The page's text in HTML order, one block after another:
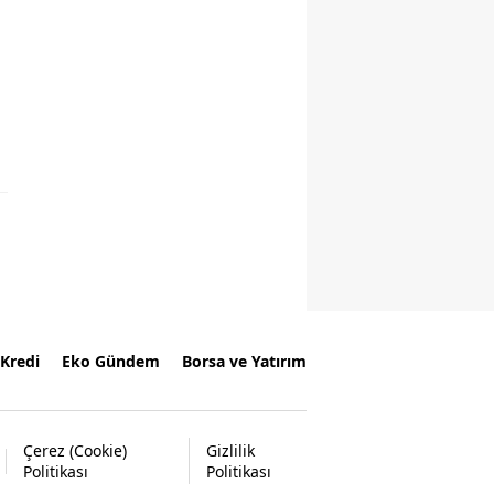
Kredi Eko Gündem Borsa ve Yatırım
Çerez (Cookie)
Politikası
Gizlilik
Politikası